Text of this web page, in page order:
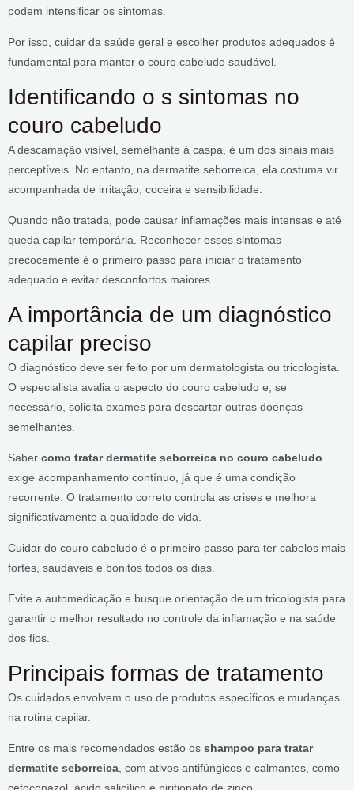
podem intensificar os sintomas.
Por isso, cuidar da saúde geral e escolher produtos adequados é
fundamental para manter o couro cabeludo saudável.
Identificando o s sintomas no
couro cabeludo
A descamação visível, semelhante à caspa, é um dos sinais mais
perceptíveis. No entanto, na dermatite seborreica, ela costuma vir
acompanhada de irritação, coceira e sensibilidade.
Quando não tratada, pode causar inflamações mais intensas e até
queda capilar temporária. Reconhecer esses sintomas
precocemente é o primeiro passo para iniciar o tratamento
adequado e evitar desconfortos maiores.
A importância de um diagnóstico
capilar preciso
O diagnóstico deve ser feito por um dermatologista ou tricologista.
O especialista avalia o aspecto do couro cabeludo e, se
necessário, solicita exames para descartar outras doenças
semelhantes.
Saber como tratar dermatite seborreica no couro cabeludo
exige acompanhamento contínuo, já que é uma condição
recorrente. O tratamento correto controla as crises e melhora
significativamente a qualidade de vida.
Cuidar do couro cabeludo é o primeiro passo para ter cabelos mais
fortes, saudáveis e bonitos todos os dias.
Evite a automedicação e busque orientação de um tricologista para
garantir o melhor resultado no controle da inflamação e na saúde
dos fios.
Principais formas de tratamento
Os cuidados envolvem o uso de produtos específicos e mudanças
na rotina capilar.
Entre os mais recomendados estão os shampoo para tratar
dermatite seborreica , com ativos antifúngicos e calmantes, como
cetoconazol, ácido salicílico e piritionato de zinco.